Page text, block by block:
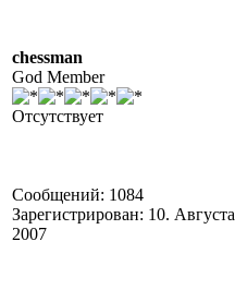
chessman
God Member
Отсутствует
Сообщений: 1084
Зарегистрирован: 10. Августа
2007